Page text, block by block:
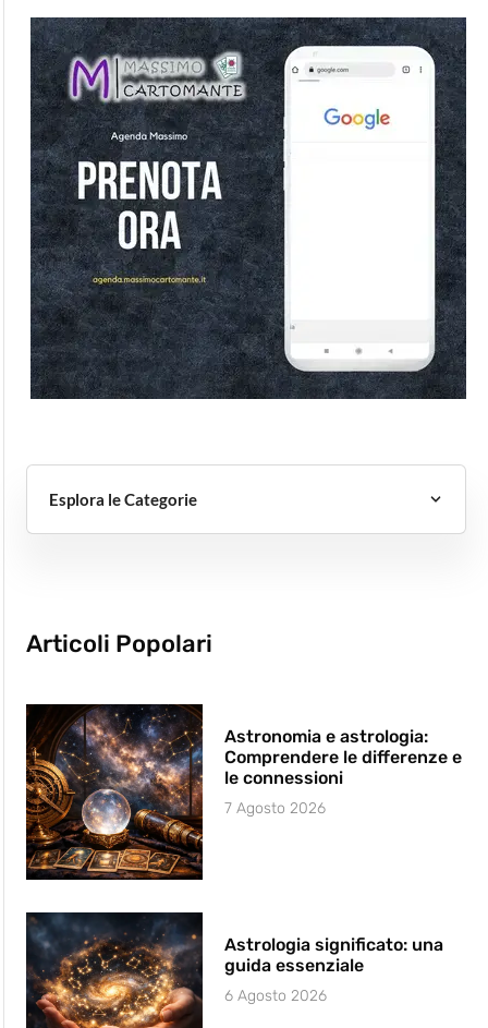
Esplora le Categorie
Articoli Popolari
Astronomia e astrologia:
Comprendere le differenze e
le connessioni
7 Agosto 2026
Astrologia significato: una
guida essenziale
6 Agosto 2026